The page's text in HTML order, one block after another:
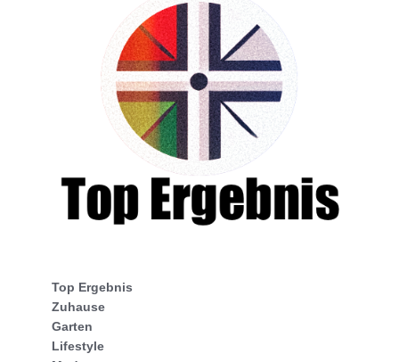
Top Ergebnis
Zuhause
Garten
Lifestyle